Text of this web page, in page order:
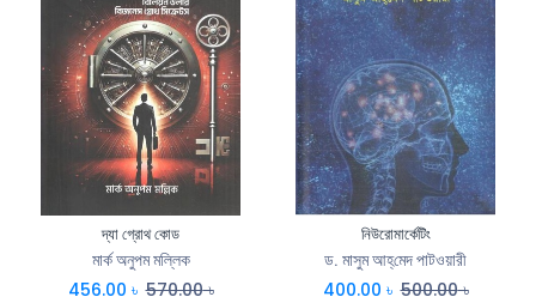
দ্যা গ্রোথ কোড
মার্ক অনুপম মল্লিক
456.00 ৳ 570.00৳
নিউরোমার্কেটিং
ড. মাসুম আহ্‌মেদ পাটওয়ারী
400.00 ৳ 500.00৳